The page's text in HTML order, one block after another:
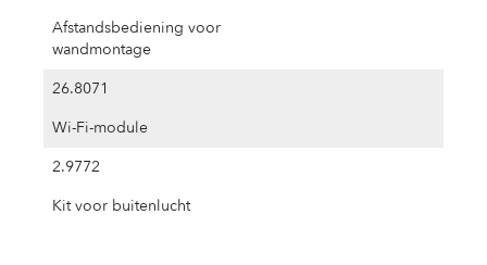
Afstandsbediening voor
wandmontage
26.8071
Wi-Fi-module
2.9772
Kit voor buitenlucht